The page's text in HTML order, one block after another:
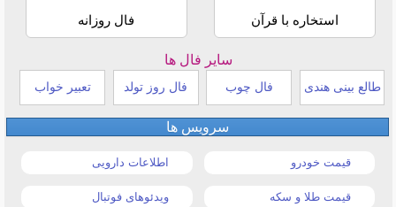
استخاره با قرآن فال روزانه
سایر فال ها
طالع بینی هندی فال چوب فال روز تولد تعبیر خواب
سرویس ها
قیمت خودرو اطلاعات دارویی
قیمت طلا و سکه ویدئوهای فوتبال